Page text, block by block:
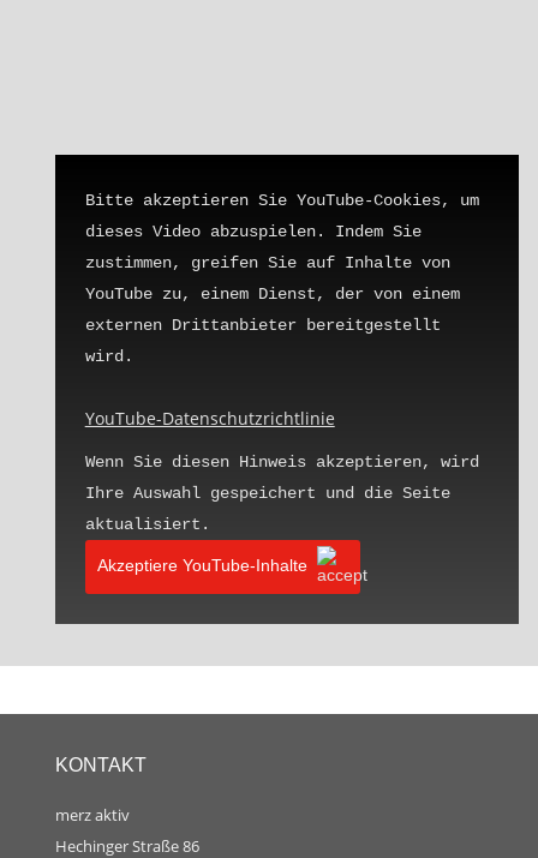
Bitte akzeptieren Sie YouTube-Cookies, um
dieses Video abzuspielen. Indem Sie
zustimmen, greifen Sie auf Inhalte von
YouTube zu, einem Dienst, der von einem
externen Drittanbieter bereitgestellt
wird.
YouTube-Datenschutzrichtlinie
Wenn Sie diesen Hinweis akzeptieren, wird
Ihre Auswahl gespeichert und die Seite
aktualisiert.
Akzeptiere YouTube-Inhalte
KONTAKT
merz aktiv
Hechinger Straße 86